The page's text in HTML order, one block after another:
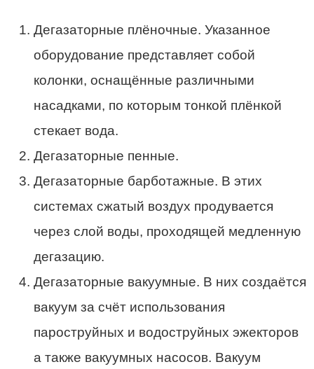
Дегазаторные плёночные. Указанное
оборудование представляет собой
колонки, оснащённые различными
насадками, по которым тонкой плёнкой
стекает вода.
Дегазаторные пенные.
Дегазаторные барботажные. В этих
системах сжатый воздух продувается
через слой воды, проходящей медленную
дегазацию.
Дегазаторные вакуумные. В них создаётся
вакуум за счёт использования
пароструйных и водоструйных эжекторов
а также вакуумных насосов. Вакуум